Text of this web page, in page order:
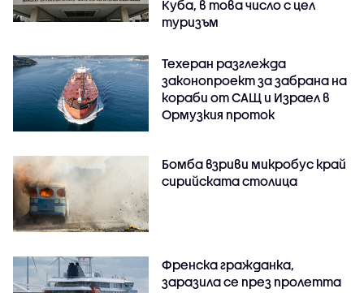
Куба, в това число с цел
туризъм
Техеран разглежда
законопроект за забрана на
кораби от САЩ и Израел в
Ормузкия проток
Бомба взриви микробус край
сирийската столица
Френска гражданка,
заразила се през пролетта